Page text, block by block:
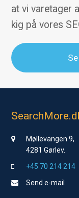
at vi varetager
kig på vores
Møllevangen 9,
4281 Gørlev.
+45 70 214 214
Send e-mail